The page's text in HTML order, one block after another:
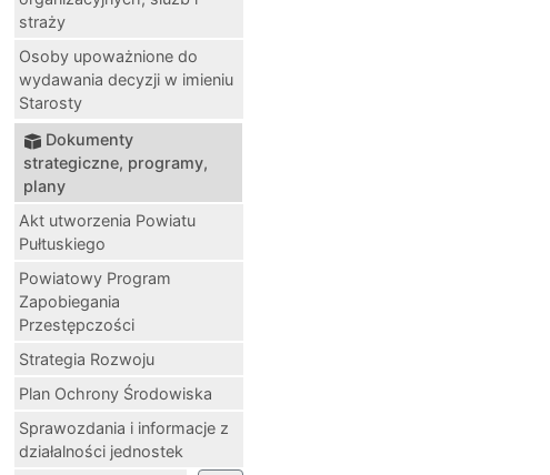
straży
Osoby upoważnione do
wydawania decyzji w imieniu
Starosty
Dokumenty
strategiczne, programy,
plany
Akt utworzenia Powiatu
Pułtuskiego
Powiatowy Program
Zapobiegania
Przestępczości
Strategia Rozwoju
Plan Ochrony Środowiska
Sprawozdania i informacje z
działalności jednostek